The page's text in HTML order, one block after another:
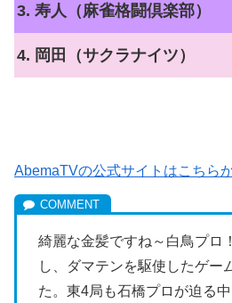
3. 寿人（麻雀格闘倶楽部）
4. 岡田（サクラナイツ）
AbemaTVの公式サイトはこちら
綺麗な金髪ですね～白鳥プロ
し、ダマテンを駆使したゲー
た。東4局も石橋プロが迫る